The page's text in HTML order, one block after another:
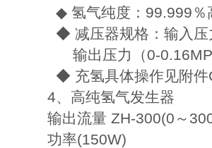
◆ 氢气纯度：99.999％
◆ 减压器规格：输入压
输出压力（0-
◆ 充氢具体操作见附件
4、高纯氢气发生器
输出流量 ZH-300(0～
功率(150W)